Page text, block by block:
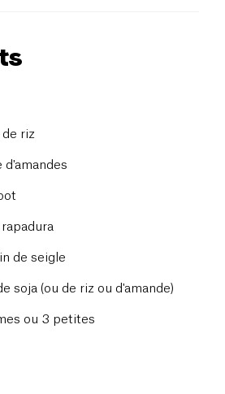
de riz
d'amandes
de seigle
soja (ou de riz ou d'amande)
ou 3 petites